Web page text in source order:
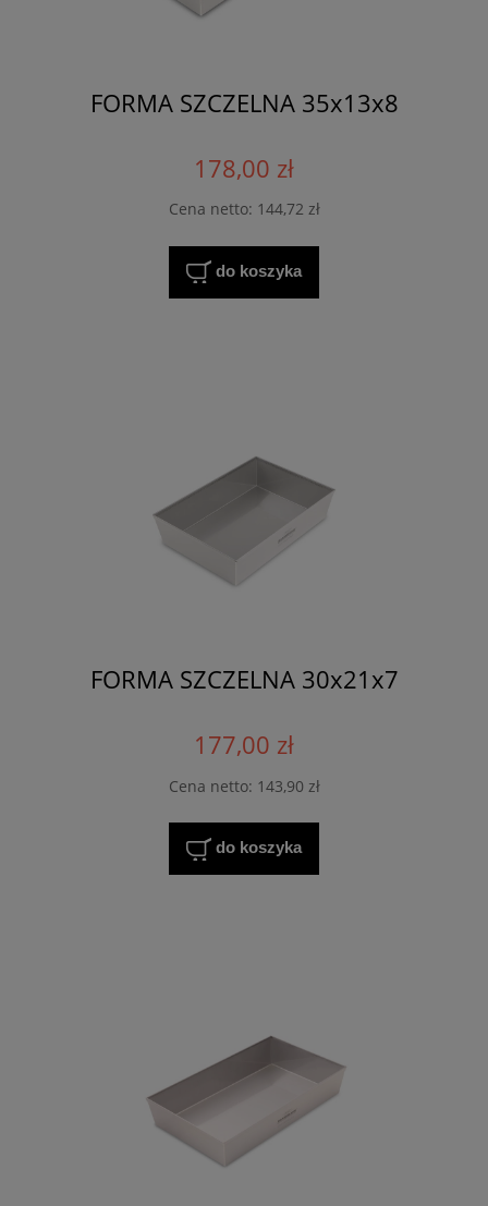
FORMA SZCZELNA 35x13x8
178,00 zł
Cena netto: 144,72 zł
do koszyka
FORMA SZCZELNA 30x21x7
177,00 zł
Cena netto: 143,90 zł
do koszyka